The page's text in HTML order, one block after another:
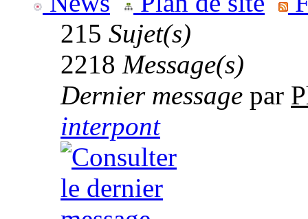
215 Sujet(s)
2218 Message(s)
Dernier message par
interpont